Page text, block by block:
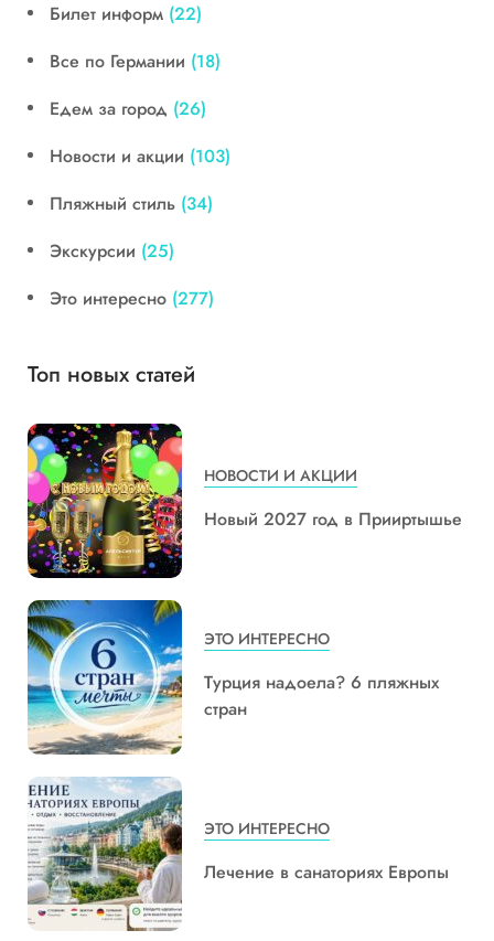
Билет информ (22)
Все по Германии (18)
Едем за город (26)
Новости и акции (103)
Пляжный стиль (34)
Экскурсии (25)
Это интересно (277)
Топ новых статей
НОВОСТИ И АКЦИИ
Новый 2027 год в Прииртышье
ЭТО ИНТЕРЕСНО
Турция надоела? 6 пляжных
стран
ЭТО ИНТЕРЕСНО
Лечение в санаториях Европы